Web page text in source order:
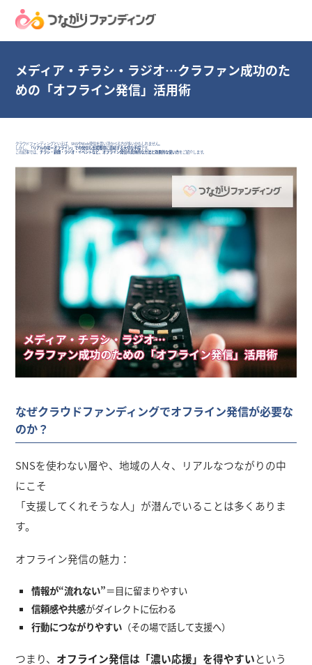
メディア・チラシ・ラジオ…クラファン成功のた
めの「オフライン発信」活用術
クラウドファンディングといえば、SNSやWeb発信を思い浮かべる方が多いかもしれません。
しかし、 「リアルの場＝オフライン」での発信も支援獲得に直結する大切な手段です。
この記事では、チラシ・新聞・ラジオ・イベントなど、オフライン発信の具体的な方法と効果的な使い方をご紹介します。
なぜクラウドファンディングでオフライン発信が必要な
のか？
SNSを使わない層や、地域の人々、リアルなつながりの中
にこそ
「支援してくれそうな人」が潜んでいることは多くありま
す。
オフライン発信の魅力：
情報が“流れない”＝目に留まりやすい
信頼感や共感がダイレクトに伝わる
行動につながりやすい（その場で話して支援へ）
つまり、 オフライン発信は「濃い応援」を得やすいという